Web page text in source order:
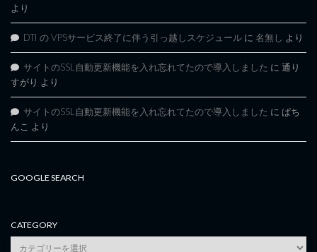
より
DTI の VPSサービス終了に伴う引っ越しスケジュール に 名無し より
サイトのSSL自動更新機能を入れ忘れてたので導入しました に 通り
すがり より
サイトのSSL自動更新機能を入れ忘れてたので導入しました に ぱち
んこ より
GOOGLE SEARCH
CATEGORY
category